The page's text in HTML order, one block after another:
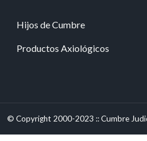
Hijos de Cumbre
Productos Axiológicos
© Copyright 2000-2023 :: Cumbre